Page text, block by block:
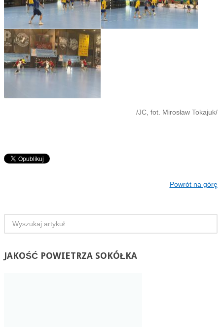
/JC, fot. Mirosław Tokajuk/
Powrót na górę
JAKOŚĆPOWIETRZA SOKÓŁKA